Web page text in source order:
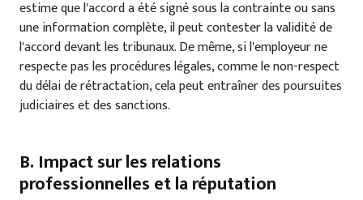
estime que l'accord a été signé sous la contrainte ou sans
une information complète, il peut contester la validité de
l'accord devant les tribunaux. De même, si l'employeur ne
respecte pas les procédures légales, comme le non-respect
du délai de rétractation, cela peut entraîner des poursuites
judiciaires et des sanctions.
B. Impact sur les relations
professionnelles et la réputation